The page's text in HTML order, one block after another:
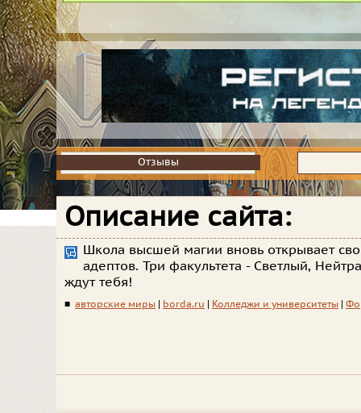
Отзывы
Отзывы
Описание сайта:
Школа высшей магии вновь открывает
адептов. Три факультета - Светлый,
ждут тебя!
■ авторские миры borda.ru Колледжи и университеты